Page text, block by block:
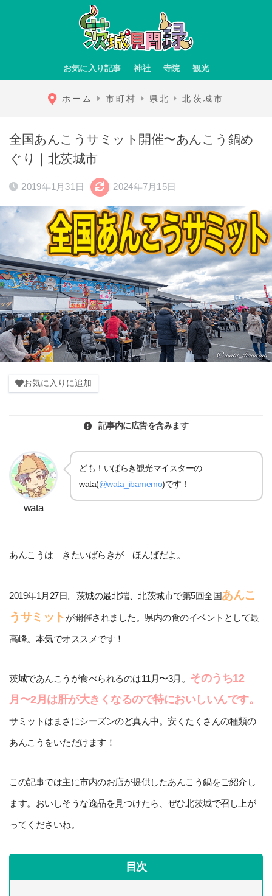
お気に入り記事 神社 寺院 観光
ホーム 市町村 県北 北茨城市
全国あんこうサミット開催〜あんこう鍋め
ぐり｜北茨城市
2019年1月31日 2024年7月15日
お気に入りに追加
記事内に広告を含みます
wata
ども！いばらき観光マイスターの
wata(@wata_ibamemo)です！
あんこうは きたいばらきが ほんばだよ。
2019年1月27日。茨城の最北端、北茨城市で第5回全国あんこ
うサミット が開催されました。県内の食のイベントとして最
高峰。本気でオススメです！
茨城であんこうが食べられるのは11月〜3月。 そのうち12
月〜2月は肝が大きくなるので特においしいんです。
サミットはまさにシーズンのど真ん中。安くたくさんの種類の
あんこうをいただけます！
この記事では主に市内のお店が提供したあんこう鍋をご紹介し
ます。おいしそうな逸品を見つけたら、ぜひ北茨城で召し上が
ってくださいね。
目次